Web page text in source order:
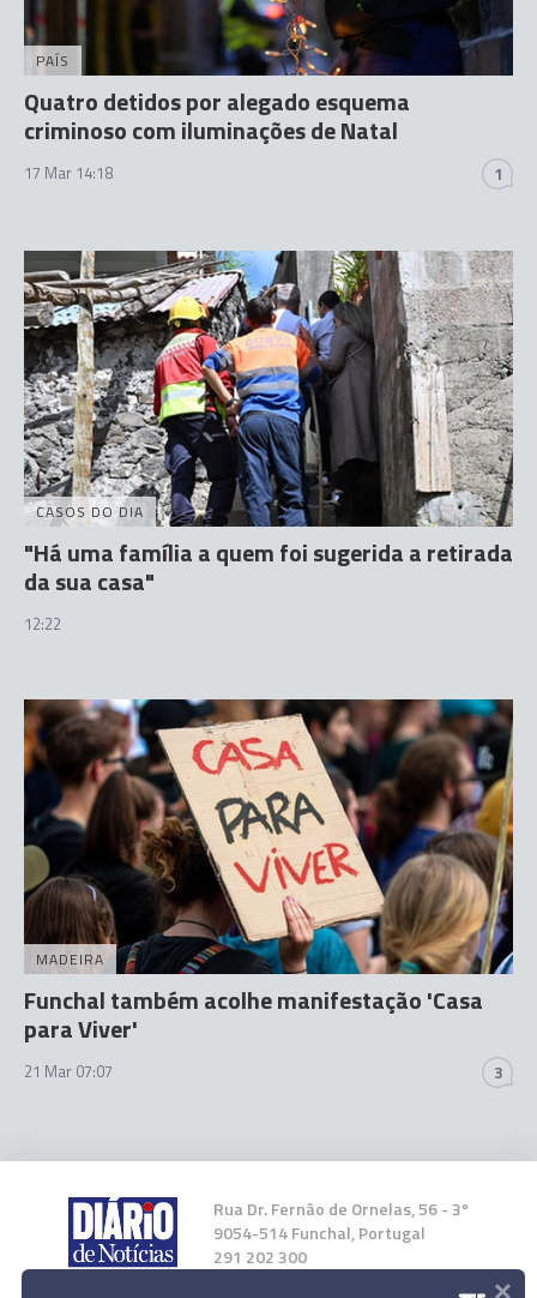
PAÍS
Quatro detidos por alegado esquema
criminoso com iluminações de Natal
17 Mar 14:18 1
CASOS DO DIA
"Há uma família a quem foi sugerida a retirada
da sua casa"
12:22
MADEIRA
Funchal também acolhe manifestação 'Casa
para Viver'
21 Mar 07:07 3
Rua Dr. Fernão de Ornelas, 56 - 3º
9054-514 Funchal, Portugal
291 202 300